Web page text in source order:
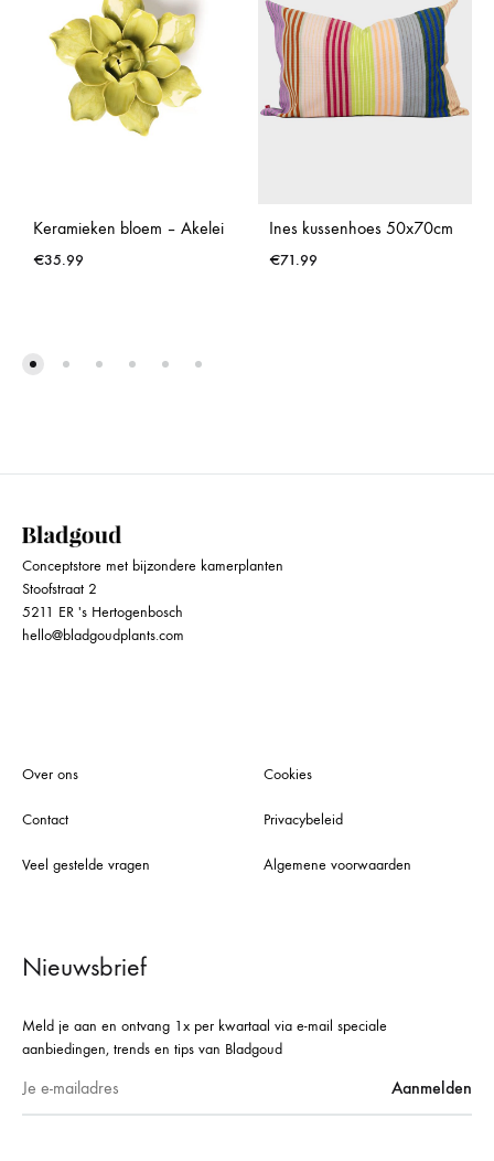
Keramieken bloem – Akelei
€35.99
Ines kussenhoes 50x70cm
€71.99
Conceptstore met bijzondere kamerplanten
Stoofstraat 2
5211 ER 's Hertogenbosch
hello@bladgoudplants.com
Over ons
Contact
Veel gestelde vragen
Cookies
Privacybeleid
Algemene voorwaarden
Nieuwsbrief
Meld je aan en ontvang 1x per kwartaal via e-mail speciale
aanbiedingen, trends en tips van Bladgoud